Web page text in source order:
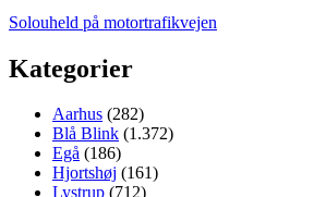
Solouheld på motortrafikvejen
Kategorier
Aarhus (282)
Blå Blink (1.372)
Egå (186)
Hjortshøj (161)
Lystrup (712)